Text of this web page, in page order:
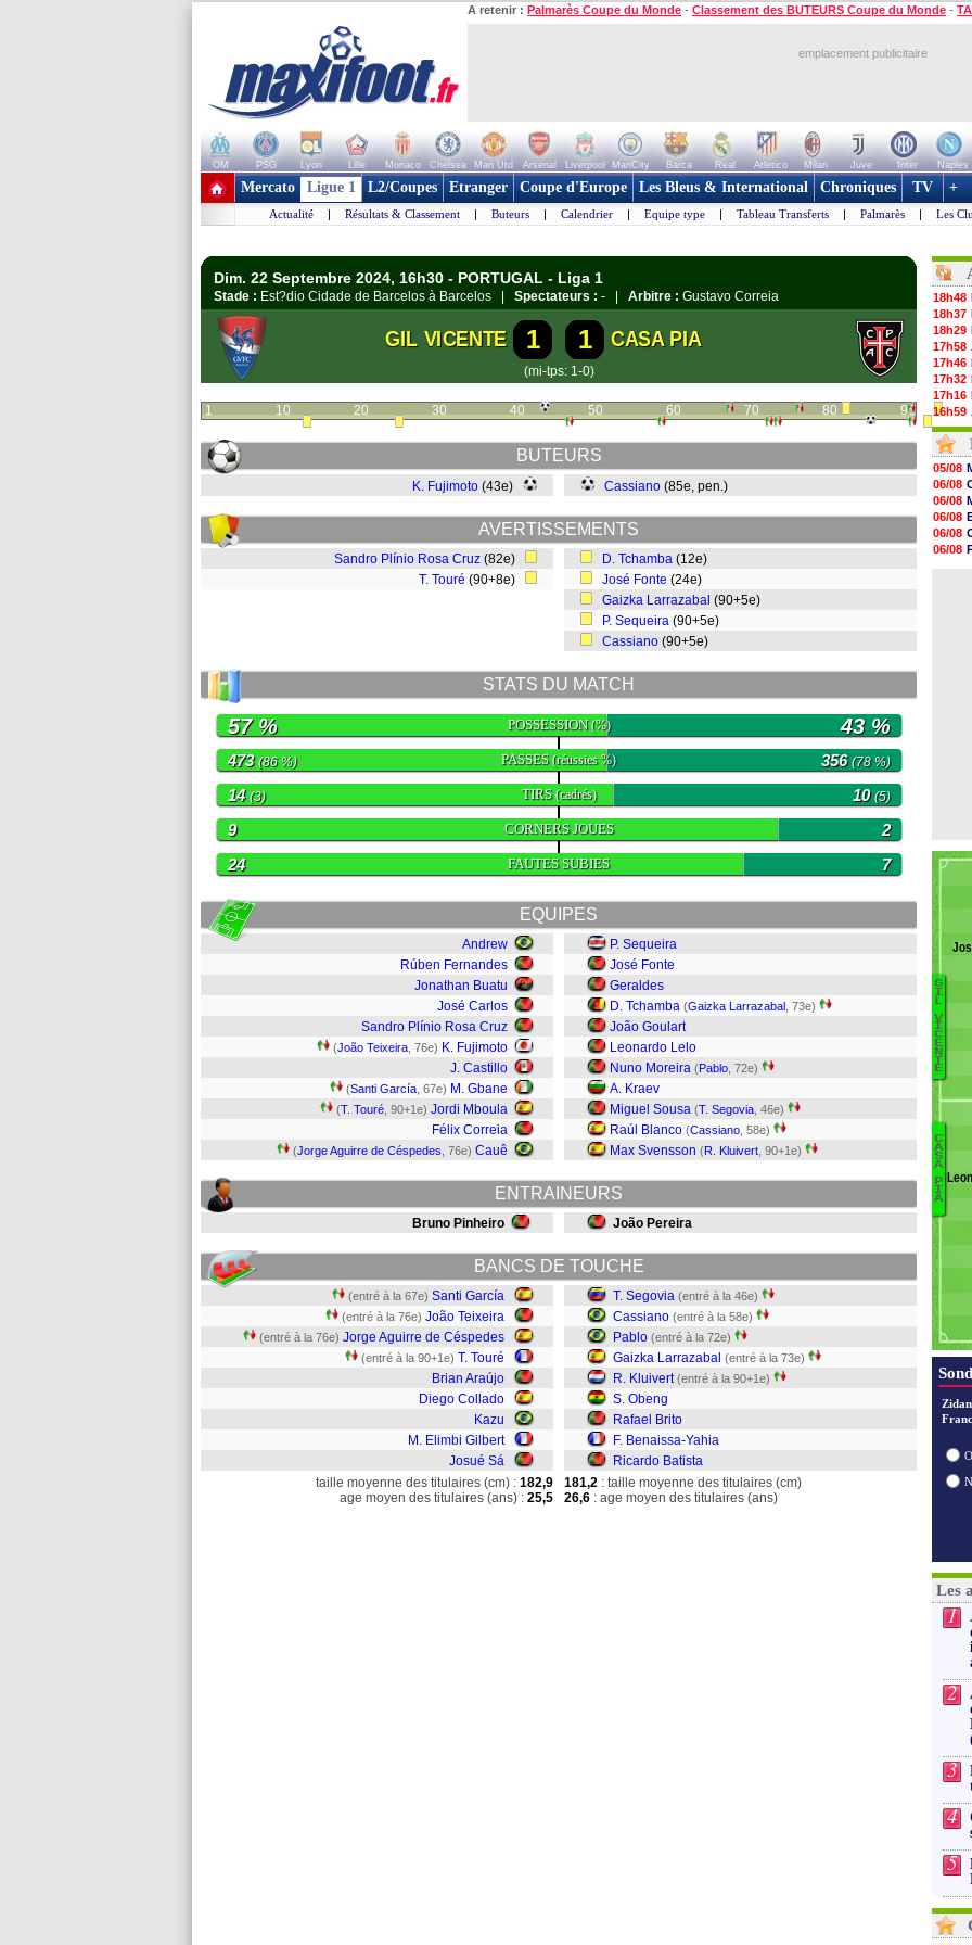
A retenir : Palmarès Coupe du Monde - Classement des BUTEURS Coupe du Monde -
emplacement publicitaire
OM PSG Lyon Lille Monaco Chelsea Man Utd Arsenal Liverpool ManCity Barca Real Atletico Milan Juve Inter Naples
+ de clubs
Mercato Ligue 1 L2/Coupes Etranger Coupe d'Europe Les Bleus & International Chroniques TV +
Actualité | Résultats & Classement | Buteurs | Calendrier | Equipe type | Tableau Transferts | Palmarès | Les
Dim. 22 Septembre 2024, 16h30 - PORTUGAL - Liga 1
Stade : Est?dio Cidade de Barcelos à Barcelos | Spectateurs : - | Arbitre : Gustavo Correia
GIL VICENTE 1 1 CASA PIA
(mi-tps: 1-0)
1 10 20 30 40 50 60 70 80 90
BUTEURS
K. Fujimoto (43e) Cassiano (85e, pen.)
AVERTISSEMENTS
Sandro Plínio Rosa Cruz (82e)
T. Touré (90+8e)
D. Tchamba (12e)
José Fonte (24e)
Gaizka Larrazabal (90+5e)
P. Sequeira (90+5e)
Cassiano (90+5e)
STATS DU MATCH
POSSESSION(%)
57 % 43 %
PASSES(réussies %)
473(86 %) 356(78 %)
TIRS(cadrés)
14 (3) 10(5)
CORNERS JOUES
9 2
FAUTES SUBIES
24 7
EQUIPES
Andrew
Rúben Fernandes
Jonathan Buatu
José Carlos
Sandro Plínio Rosa Cruz
(João Teixeira , 76e) K. Fujimoto
J. Castillo
(Santi García , 67e) M. Gbane
(T. Touré , 90+1e) Jordi Mboula
Félix Correia
(Jorge Aguirre de Céspedes , 76e) Cauê
P. Sequeira
José Fonte
Geraldes
D. Tchamba (Gaizka Larrazabal , 73e)
João Goulart
Leonardo Lelo
Nuno Moreira (Pablo , 72e)
A. Kraev
Miguel Sousa (T. Segovia , 46e)
Raúl Blanco (Cassiano , 58e)
Max Svensson (R. Kluivert , 90+1e)
ENTRAINEURS
Bruno Pinheiro João Pereira
BANCS DE TOUCHE
(entré à la 67e) Santi García
(entré à la 76e) João Teixeira
(entré à la 76e) Jorge Aguirre de Céspedes
(entré à la 90+1e) T. Touré
Brian Araújo
Diego Collado
Kazu
M. Elimbi Gilbert
Josué Sá
T. Segovia (entré à la 46e)
Cassiano (entré à la 58e)
Pablo (entré à la 72e)
Gaizka Larrazabal (entré à la 73e)
R. Kluivert (entré à la 90+1e)
S. Obeng
Rafael Brito
F. Benaissa-Yahia
Ricardo Batista
taille moyenne des titulaires (cm) : 182,9
age moyen des titulaires (ans) : 25,5
181,2 : taille moyenne des titulaires (cm)
26,6 : age moyen des titulaires (ans)
18h48
18h37
18h29
17h58
17h46
17h32
17h16
16h59
16h37
16h33
16h27
16h22
16h07
15h46
15h41
15h20
14h55
05/08
06/08
06/08
06/08
06/08
06/08
G
I
L
V
I
C
E
N
T
E
C
A
S
A
P
I
A
Les
1
2
3
4
5